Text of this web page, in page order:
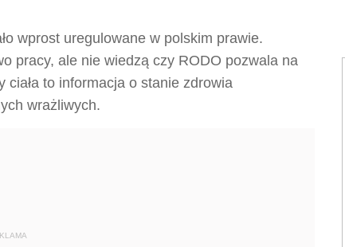
wprost uregulowane w polskim prawie.
pracy, ale nie wiedzą czy RODO pozwala na
to informacja o stanie zdrowia
wrażliwych.